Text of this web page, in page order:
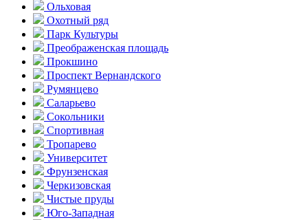
Ольховая
Охотный ряд
Парк Культуры
Преобра­женская площадь
Прокшино
Проспект Вернандского
Румянцево
Саларьево
Сокольники
Спортивная
Тропарево
Университет
Фрунзенская
Черкизовская
Чистые пруды
Юго-Западная